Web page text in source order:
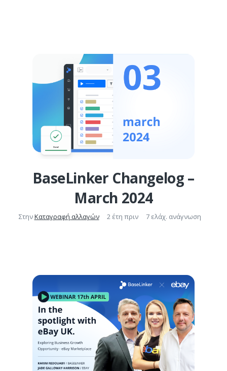
BaseLinker Changelog –
March 2024
ΣτηνΚαταγραφή αλλαγών 2 έτη πριν 7 ελάχ. ανάγνωση